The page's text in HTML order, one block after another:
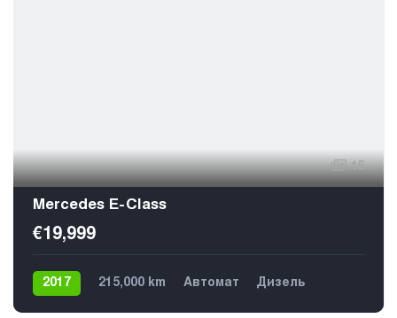
15
Mercedes E-Class
€19,999
2017 215,000 km Автомат
Дизель